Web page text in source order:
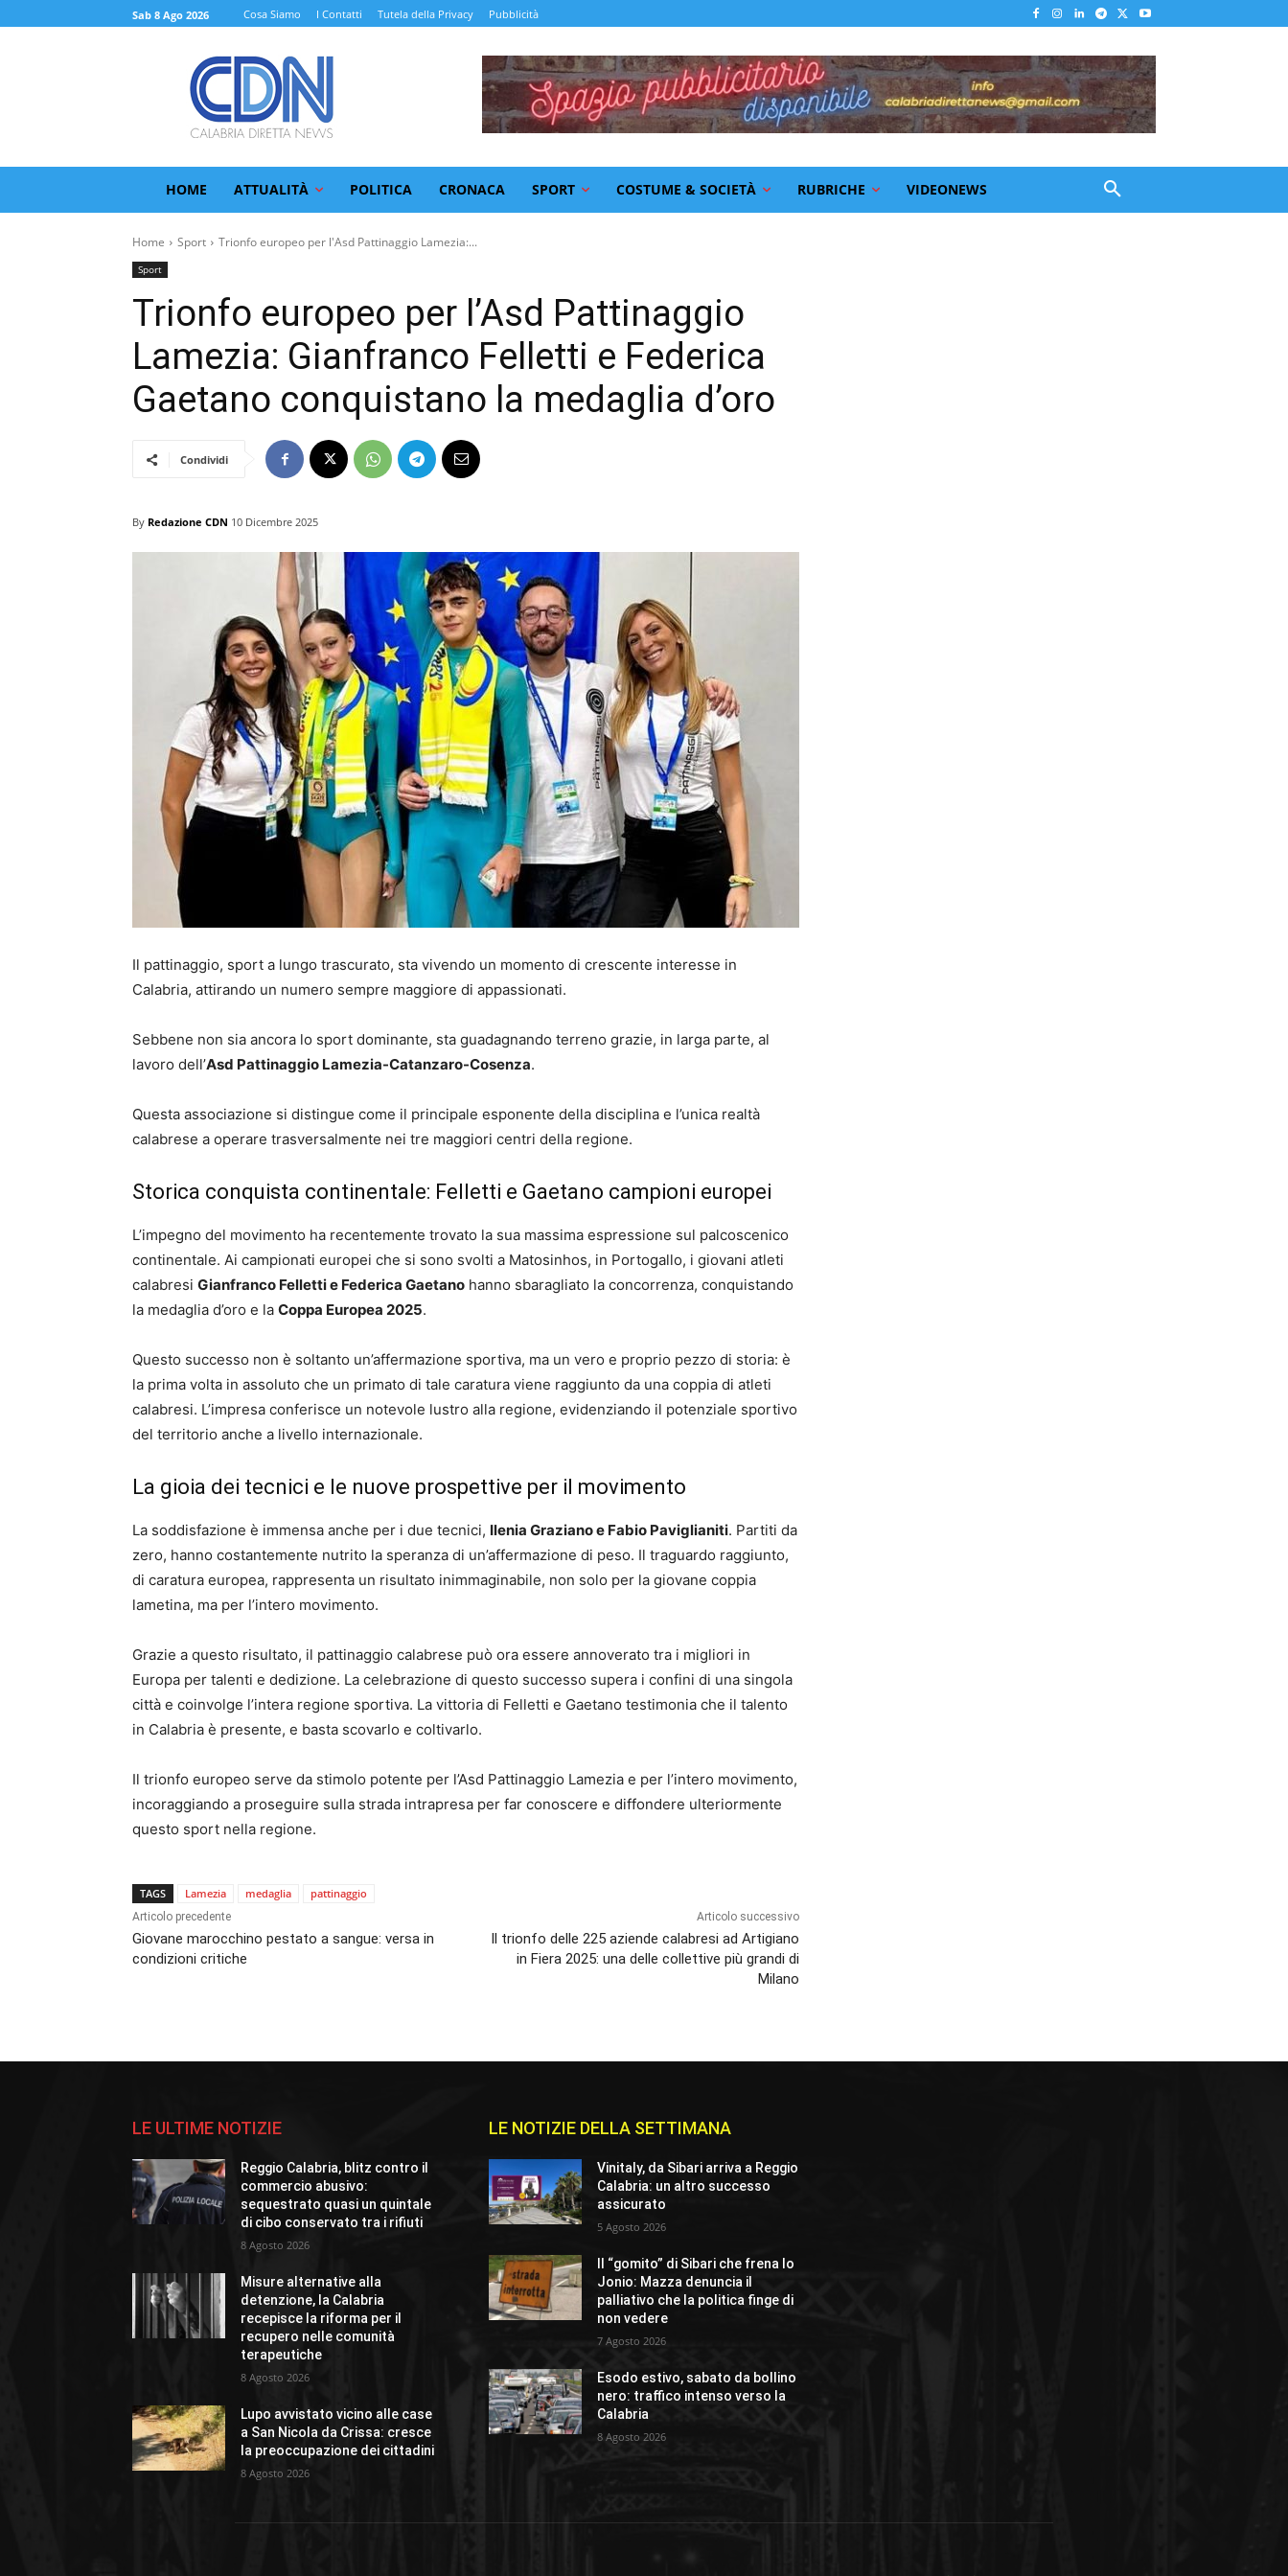
Sab 8 Ago 2026 Cosa Siamo I Contatti Tutela della Privacy Pubblicità
HOME ATTUALITÀ POLITICA CRONACA SPORT COSTUME & SOCIETÀ RUBRICHE VIDEONEWS
Home Sport Trionfo europeo per l'Asd Pattinaggio Lamezia:...
Sport
Trionfo europeo per l’Asd Pattinaggio
Lamezia: Gianfranco Felletti e Federica
Gaetano conquistano la medaglia d’oro
Condividi
By Redazione CDN 10 Dicembre 2025
Il pattinaggio, sport a lungo trascurato, sta vivendo un momento di crescente interesse in
Calabria, attirando un numero sempre maggiore di appassionati.
Sebbene non sia ancora lo sport dominante, sta guadagnando terreno grazie, in larga parte, al
lavoro dell’Asd Pattinaggio Lamezia-Catanzaro-Cosenza.
Questa associazione si distingue come il principale esponente della disciplina e l’unica realtà
calabrese a operare trasversalmente nei tre maggiori centri della regione.
Storica conquista continentale: Felletti e Gaetano campioni europei
L’impegno del movimento ha recentemente trovato la sua massima espressione sul palcoscenico
continentale. Ai campionati europei che si sono svolti a Matosinhos, in Portogallo, i giovani atleti
calabresi Gianfranco Felletti e Federica Gaetano hanno sbaragliato la concorrenza, conquistando
la medaglia d’oro e la Coppa Europea 2025.
Questo successo non è soltanto un’affermazione sportiva, ma un vero e proprio pezzo di storia: è
la prima volta in assoluto che un primato di tale caratura viene raggiunto da una coppia di atleti
calabresi. L’impresa conferisce un notevole lustro alla regione, evidenziando il potenziale sportivo
del territorio anche a livello internazionale.
La gioia dei tecnici e le nuove prospettive per il movimento
La soddisfazione è immensa anche per i due tecnici, Ilenia Graziano e Fabio Paviglianiti. Partiti da
zero, hanno costantemente nutrito la speranza di un’affermazione di peso. Il traguardo raggiunto,
di caratura europea, rappresenta un risultato inimmaginabile, non solo per la giovane coppia
lametina, ma per l’intero movimento.
Grazie a questo risultato, il pattinaggio calabrese può ora essere annoverato tra i migliori in
Europa per talenti e dedizione. La celebrazione di questo successo supera i confini di una singola
città e coinvolge l’intera regione sportiva. La vittoria di Felletti e Gaetano testimonia che il talento
in Calabria è presente, e basta scovarlo e coltivarlo.
Il trionfo europeo serve da stimolo potente per l’Asd Pattinaggio Lamezia e per l’intero movimento,
incoraggiando a proseguire sulla strada intrapresa per far conoscere e diffondere ulteriormente
questo sport nella regione.
TAGS Lamezia medaglia pattinaggio
Articolo precedente
Giovane marocchino pestato a sangue: versa in
condizioni critiche
Articolo successivo
Il trionfo delle 225 aziende calabresi ad Artigiano
in Fiera 2025: una delle collettive più grandi di
Milano
LE ULTIME NOTIZIE
Reggio Calabria, blitz contro il
commercio abusivo:
sequestrato quasi un quintale
di cibo conservato tra i rifiuti
8 Agosto 2026
Misure alternative alla
detenzione, la Calabria
recepisce la riforma per il
recupero nelle comunità
terapeutiche
8 Agosto 2026
Lupo avvistato vicino alle case
a San Nicola da Crissa: cresce
la preoccupazione dei cittadini
8 Agosto 2026
LE NOTIZIE DELLA SETTIMANA
Vinitaly, da Sibari arriva a Reggio
Calabria: un altro successo
assicurato
5 Agosto 2026
Il “gomito” di Sibari che frena lo
Jonio: Mazza denuncia il
palliativo che la politica finge di
non vedere
7 Agosto 2026
Esodo estivo, sabato da bollino
nero: traffico intenso verso la
Calabria
8 Agosto 2026